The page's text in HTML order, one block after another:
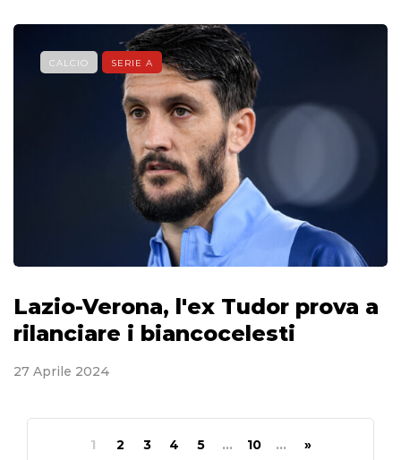
CALCIO SERIE A
Lazio-Verona, l'ex Tudor prova a
rilanciare i biancocelesti
27 Aprile 2024
1 2 3 4 5 ... 10 ...
»